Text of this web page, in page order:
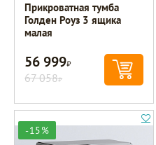
Прикроватная тумба
Голден Роуз 3 ящика
малая
56 999Р
67 058Р
-15%